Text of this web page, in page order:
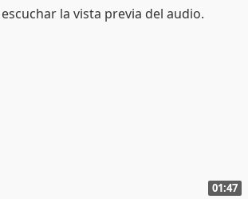
01:47